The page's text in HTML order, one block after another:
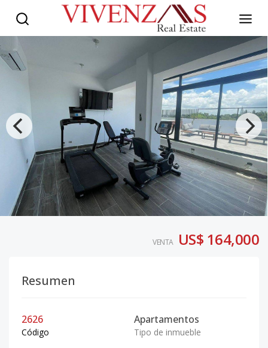
VENTA US$ 164,000
Resumen
2626
Código
Apartamentos
Tipo de inmueble